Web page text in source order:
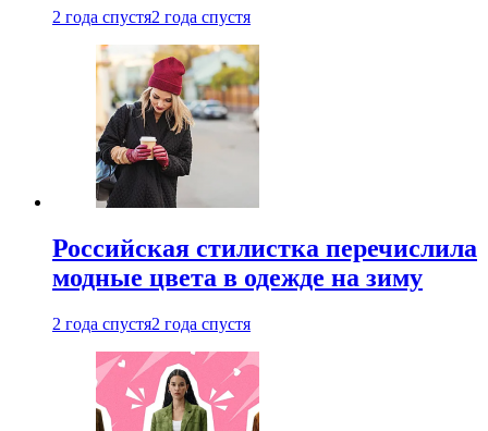
2 года спустя2 года спустя
Российская стилистка перечислила
модные цвета в одежде на зиму
2 года спустя2 года спустя